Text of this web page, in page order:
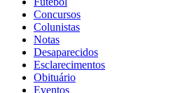
Concursos
Colunistas
Notas
Desaparecidos
Esclarecimentos
Obituário
Eventos